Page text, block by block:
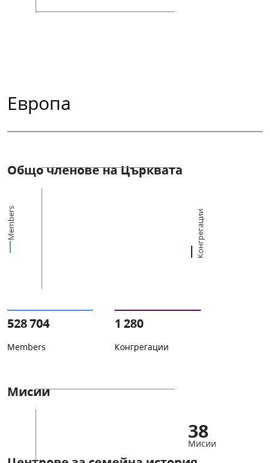
Европа
Общо членове на Църквата
Members Конгрегации
528 704
Members
1 280
Конгрегации
Мисии
38
Мисии